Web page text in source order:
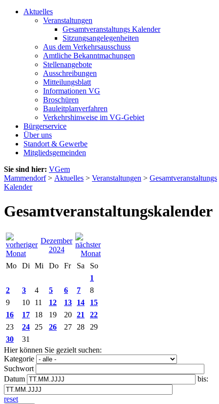
Aktuelles
Veranstaltungen
Gesamtveranstaltungs Kalender
Sitzungsangelegenheiten
Aus dem Verkehrsausschuss
Amtliche Bekanntmachungen
Stellenangebote
Ausschreibungen
Mitteilungsblatt
Informationen VG
Broschüren
Bauleitplanverfahren
Verkehrshinweise im VG-Gebiet
Bürgerservice
Über uns
Standort & Gewerbe
Mitgliedsgemeinden
Sie sind hier: VGem
Mammendorf> Aktuelles > Veranstaltungen > Gesamtveranstaltungs
Kalender
Gesamtveranstaltungskalender
Dezember
2024
Mo
Di Mi Do Fr Sa
So
1
2
3 4 5 6 7
8
9
10 11 12 13 14
15
16
17 18 19 20 21
22
23
24 25 26 27 28
29
30
31
Hier können Sie gezielt suchen:
Kategorie
Suchwort
Datum
bis:
reset